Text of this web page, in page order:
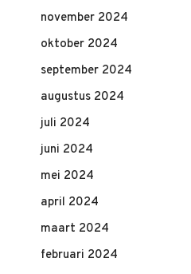
november 2024
oktober 2024
september 2024
augustus 2024
juli 2024
juni 2024
mei 2024
april 2024
maart 2024
februari 2024